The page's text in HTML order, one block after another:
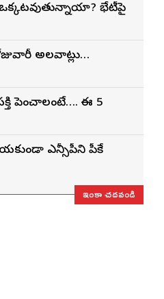
భేటీపై
అలవాట్లు…
పెంచాలంటే…. ఈ 5
ఎన్సీపీని పీకే
ఇంకా చదవండి